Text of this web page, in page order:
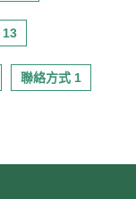
13
聯絡方式 1